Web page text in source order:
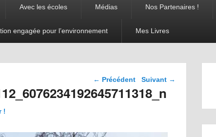
Avec les écoles Médias Nos Partenaires !
engagée pour l’environnement Mes Livres
Navigation dans les
← Précédent Suivant →
!